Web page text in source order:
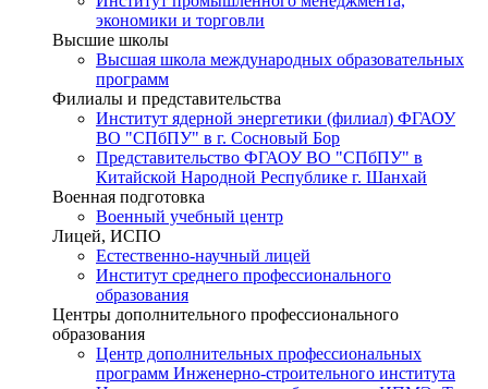
экономики и торговли
Высшие школы
Высшая школа международных образовательных
программ
Филиалы и представительства
Институт ядерной энергетики (филиал) ФГАОУ
ВО "СПбПУ" в г. Сосновый Бор
Представительство ФГАОУ ВО "СПбПУ" в
Китайской Народной Республике г. Шанхай
Военная подготовка
Военный учебный центр
Лицей, ИСПО
Естественно-научный лицей
Институт среднего профессионального
образования
Центры дополнительного профессионального
образования
Центр дополнительных профессиональных
программ Инженерно-строительного института